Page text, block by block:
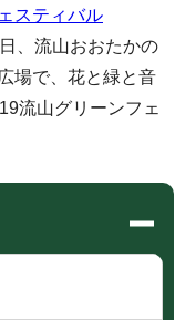
スティバル
、流山おおたかの
場で、花と緑と音
流山グリーンフェ